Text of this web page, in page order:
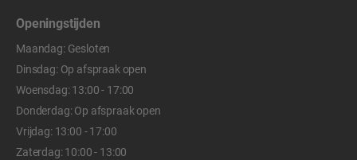
Openingstijden
Maandag: Gesloten
Dinsdag: Op afspraak open
Woensdag: 13:00 - 17:00
Donderdag: Op afspraak open
Vrijdag: 13:00 - 17:00
Zaterdag: 10:00 - 13:00